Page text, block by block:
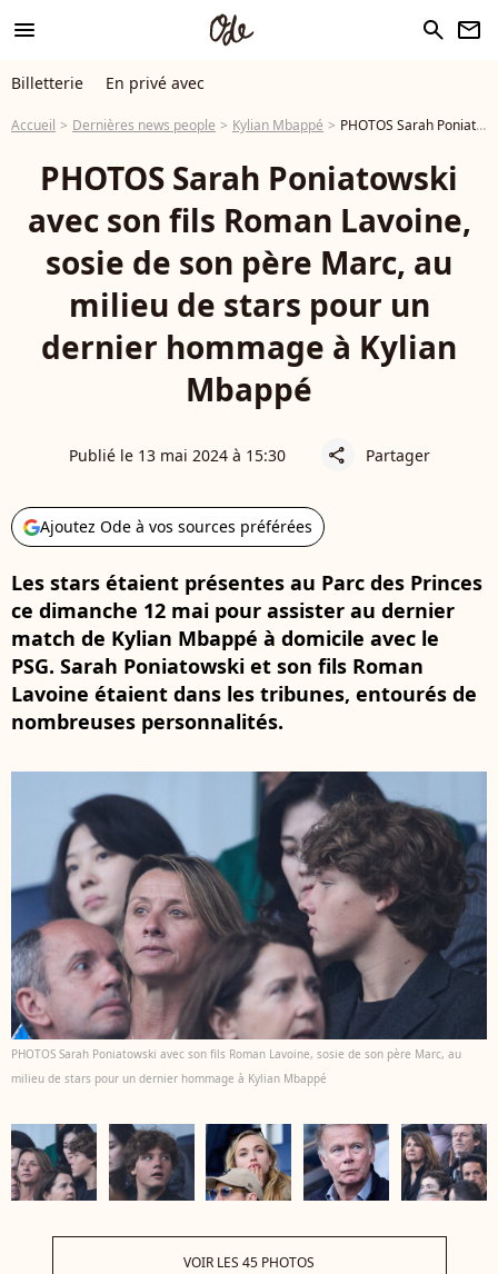
menu search newsletter
Billetterie En privé avec
Accueil Dernières news people Kylian Mbappé PHOTOS Sarah Poniatowski avec son fils Roman Lavoine, sosie de son père Marc, au milieu de stars pour un dernier hommage à Kylian Mbappé
PHOTOS Sarah Poniatowski
avec son fils Roman Lavoine,
sosie de son père Marc, au
milieu de stars pour un
dernier hommage à Kylian
Mbappé
Publié le 13 mai 2024 à 15:30 share Partager
Ajoutez Ode à vos sources préférées
Les stars étaient présentes au Parc des Princes
ce dimanche 12 mai pour assister au dernier
match de Kylian Mbappé à domicile avec le
PSG. Sarah Poniatowski et son fils Roman
Lavoine étaient dans les tribunes, entourés de
nombreuses personnalités.
PHOTOS Sarah Poniatowski avec son fils Roman Lavoine, sosie de son père Marc, au
milieu de stars pour un dernier hommage à Kylian Mbappé
VOIR LES 45 PHOTOS